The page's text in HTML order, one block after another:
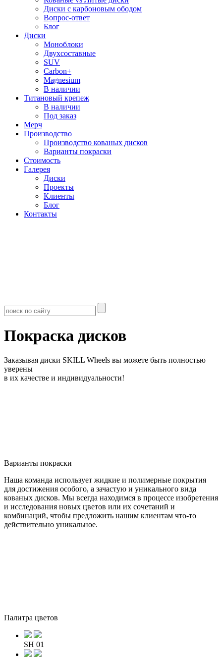
Диски с карбоновым ободом
Вопрос-ответ
Блог
Диски
Моноблоки
Двухсоставные
SUV
Carbon+
Magnesium
В наличии
Титановый крепеж
В наличии
Под заказ
Мерч
Производство
Производство кованых дисков
Варианты покраски
Стоимость
Галерея
Диски
Проекты
Клиенты
Блог
Контакты
Покраска дисков
Заказывая диски SKILL Wheels вы можете быть полностью
уверены
в их качестве и индивидуальности!
Варианты покраски
Наша команда использует жидкие и полимерные покрытия
для достижения особого, а зачастую и уникального вида
кованых дисков. Мы всегда находимся в процессе изобретения
и исследования новых цветов или их сочетаний и
комбинаций, чтобы предложить нашим клиентам что-то
действительно уникальное.
Палитра цветов
SH 01